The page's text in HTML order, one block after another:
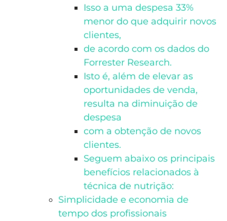
Isso a uma despesa 33%
menor do que adquirir novos
clientes,
de acordo com os dados do
Forrester Research.
Isto é, além de elevar as
oportunidades de venda,
resulta na diminuição de
despesa
com a obtenção de novos
clientes.
Seguem abaixo os principais
benefícios relacionados à
técnica de nutrição:
Simplicidade e economia de
tempo dos profissionais